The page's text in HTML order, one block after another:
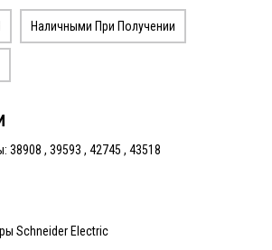
Наличными При Получении
38908 , 39593 , 42745 , 43518
Schneider Electric